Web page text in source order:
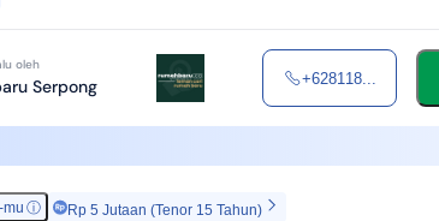
oleh
Serpong +628118...
ⓘ Rp 5 Jutaan (Tenor 15 Tahun)